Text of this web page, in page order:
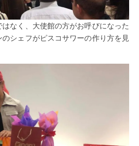
なく、大使館の方がお呼びになった
シェフがピスコサワーの作り方を見